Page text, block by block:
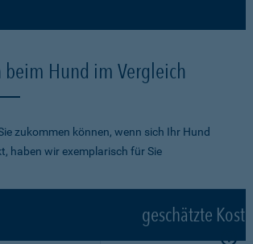
beim Hund im Vergleich
zukommen können, wenn sich Ihr Hund
haben wir exemplarisch für Sie
geschätzte